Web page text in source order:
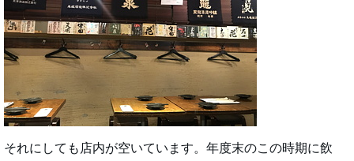
それにしても店内が空いています。年度末のこの時期に飲